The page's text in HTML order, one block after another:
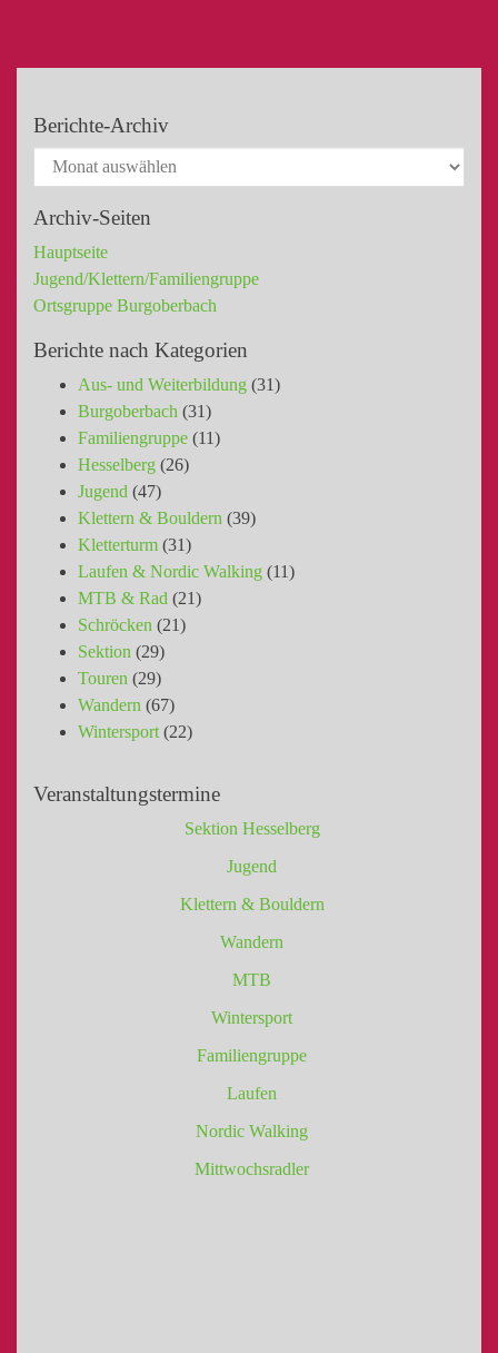
Berichte-Archiv
Archiv-Seiten
Hauptseite
Jugend/Klettern/Familiengruppe
Ortsgruppe Burgoberbach
Berichte nach Kategorien
Aus- und Weiterbildung (31)
Burgoberbach (31)
Familiengruppe (11)
Hesselberg (26)
Jugend (47)
Klettern & Bouldern (39)
Kletterturm (31)
Laufen & Nordic Walking (11)
MTB & Rad (21)
Schröcken (21)
Sektion (29)
Touren (29)
Wandern (67)
Wintersport (22)
Veranstaltungstermine
Sektion Hesselberg
Jugend
Klettern & Bouldern
Wandern
MTB
Wintersport
Familiengruppe
Laufen
Nordic Walking
Mittwochsradler